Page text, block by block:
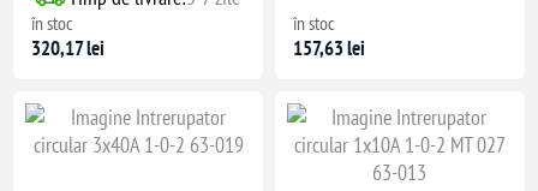
în stoc
320,17 lei
în stoc
157,63 lei